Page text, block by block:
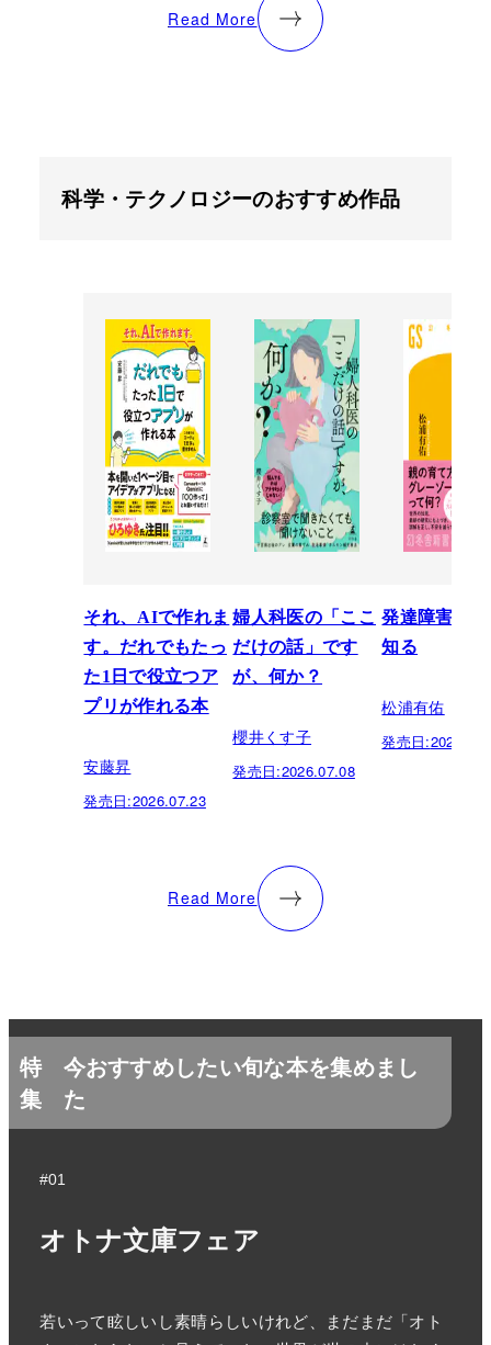
Read More
科学・テクノロジーのおすすめ作品
それ、AIで作れま
す。だれでもたっ
た1日で役立つア
プリが作れる本
安藤昇
発売日:2026.07.23
婦人科医の「ここ
だけの話」です
が、何か？
櫻井くす子
発売日:2026.07.08
発達障害を
知る
松浦有佑
発売日:
Read More
特
集
今おすすめしたい旬な本を集めまし
た
#01
オトナ文庫フェア
若いって眩しいし素晴らしいけれど、まだまだ「オト